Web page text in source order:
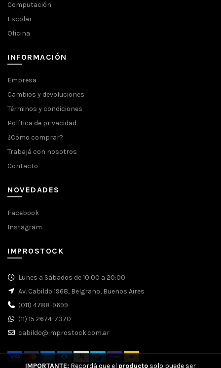
Computación
Escolar
Oficina
INFORMACIÓN
Empresa
Cambios y devoluciones
Términos y condiciones
Política de privacidad
¿Cómo comprar?
Trabajá con nosotros
Contacto
NOVEDADES
Facebook
Instagram
IMPROSTOCK
Lunes a Sábados de 10:00 a 20:00
Av. Cabildo 1968, Belgrano, Buenos Aires
(011) 4788-9699
(11) 15 2674-7370
cabildo@improstock.com.ar
IMPORTANTE: Recordá que el producto solo puede ser